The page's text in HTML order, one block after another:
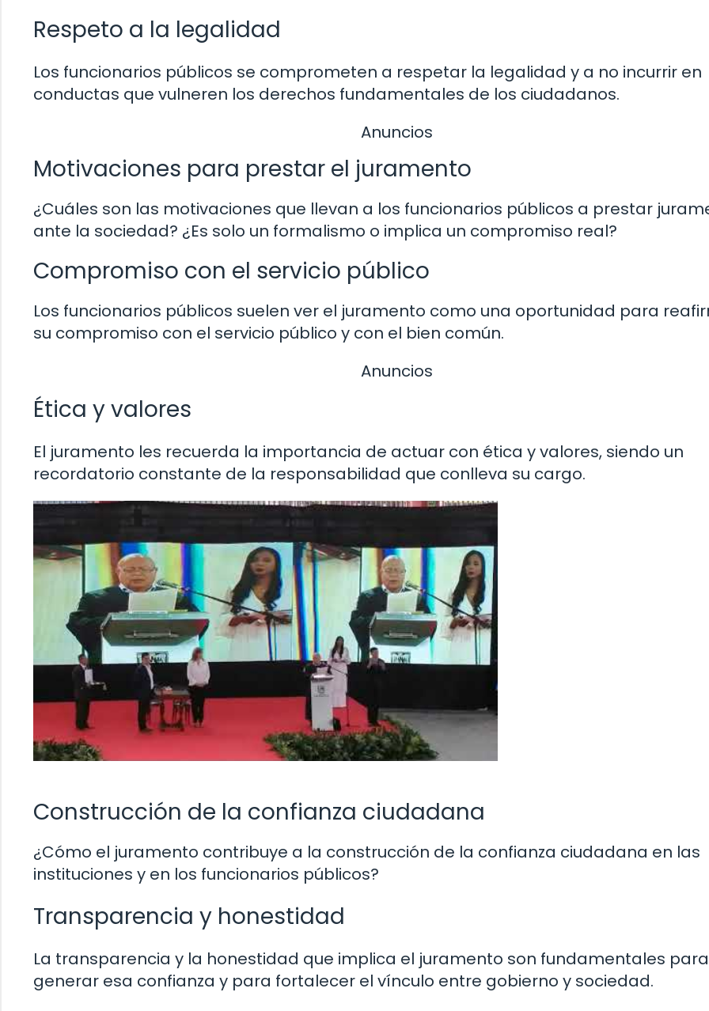
Respeto a la legalidad
Los funcionarios públicos se comprometen a respetar la legalidad y a no incurrir en
conductas que vulneren los derechos fundamentales de los ciudadanos.
Anuncios
Motivaciones para prestar el juramento
¿Cuáles son las motivaciones que llevan a los funcionarios públicos a prestar
ante la sociedad? ¿Es solo un formalismo o implica un compromiso real?
Compromiso con el servicio público
Los funcionarios públicos suelen ver el juramento como una oportunidad para
su compromiso con el servicio público y con el bien común.
Anuncios
Ética y valores
El juramento les recuerda la importancia de actuar con ética y valores, siendo un
recordatorio constante de la responsabilidad que conlleva su cargo.
Construcción de la confianza ciudadana
¿Cómo el juramento contribuye a la construcción de la confianza ciudadana en las
instituciones y en los funcionarios públicos?
Transparencia y honestidad
La transparencia y la honestidad que implica el juramento son fundamentales para
generar esa confianza y para fortalecer el vínculo entre gobierno y sociedad.